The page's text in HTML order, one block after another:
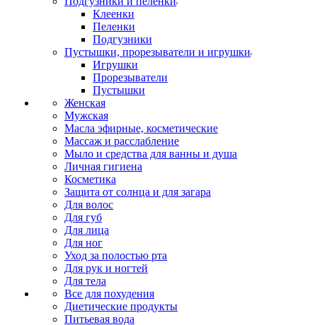
Клеенки
Пеленки
Подгузники
Пустышки, прорезыватели и игрушки
Игрушки
Прорезыватели
Пустышки
Женская
Мужская
Масла эфирные, косметические
Массаж и расслабление
Мыло и средства для ванны и душа
Личная гигиена
Косметика
Защита от солнца и для загара
Для волос
Для губ
Для лица
Для ног
Уход за полостью рта
Для рук и ногтей
Для тела
Все для похудения
Диетические продукты
Питьевая вода